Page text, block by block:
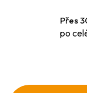
Přes
po